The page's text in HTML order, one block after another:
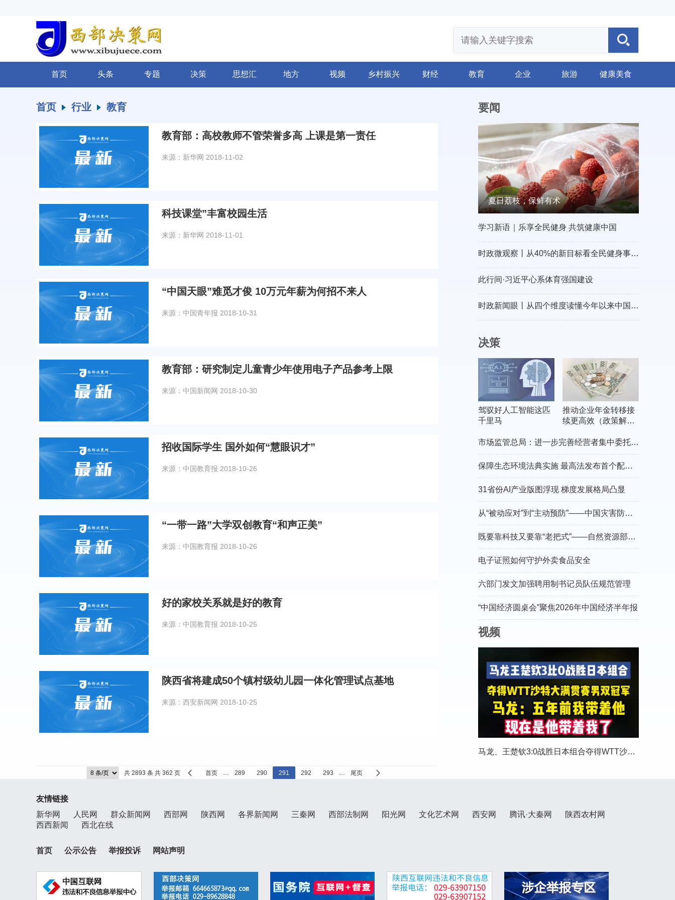
首页 头条 专题 决策 思想汇 地方 视频 乡村振兴 财经 教育 企业 旅游 健康美食
首页 行业 教育
教育部：高校教师不管荣誉多高 上课是第一责任
来源：新华网 2018-11-02
科技课堂”丰富校园生活
来源：新华网 2018-11-01
“中国天眼”难觅才俊 10万元年薪为何招不来人
来源：中国青年报 2018-10-31
教育部：研究制定儿童青少年使用电子产品参考上限
来源：中国新闻网 2018-10-30
招收国际学生 国外如何“慧眼识才”
来源：中国教育报 2018-10-26
“一带一路”大学双创教育“和声正美”
来源：中国教育报 2018-10-26
好的家校关系就是好的教育
来源：中国教育报 2018-10-25
陕西省将建成50个镇村级幼儿园一体化管理试点基地
来源：西安新闻网 2018-10-25
共 2893 条 共 362 页 首页 … 289 290 291 292 293 … 尾页
要闻
夏日荔枝，保鲜有术
学习新语｜乐享全民健身 共筑健康中国
时政微观察丨从40%的新目标看全民健身事业高质量发展
此行间·习近平心系体育强国建设
时政新闻眼丨从四个维度读懂今年以来中国元首外交
决策
驾驭好人工智能这匹
千里马
推动企业年金转移接
续更高效（政策解
市场监管总局：进一步完善经营者集中委托审查制度
保障生态环境法典实施 最高法发布首个配套司法解释
31省份AI产业版图浮现 梯度发展格局凸显
从“被动应对”到“主动预防”——中国灾害防御协会会长郑国光谈防灾减灾的“硬核”守护
既要靠科技又要靠“老把式”——自然资源部有关负责人介绍“十五五”地灾防治工作
电子证照如何守护外卖食品安全
六部门发文加强聘用制书记员队伍规范管理
“中国经济圆桌会”聚焦2026年中国经济半年报
视频
马龙、王楚钦3:0战胜日本组合夺得WTT沙特大满贯
友情链接
新华网
人民网 群众新闻网 西部网 陕西网 各界新闻网 三秦网 西部法制网 阳光网 文化艺术网 西安网 腾讯·大秦网
陕西农村网
西西新闻
西北在线
首页 公示公告 举报投诉 网站声明